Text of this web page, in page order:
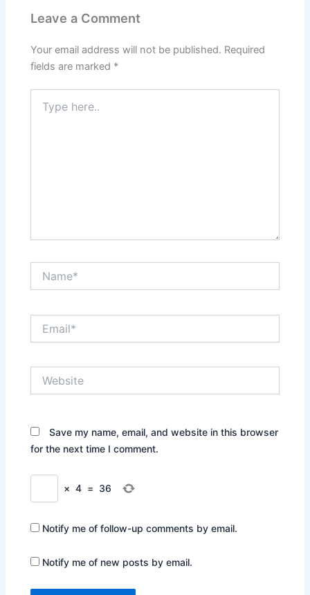
Leave a Comment
Your email address will not be published. Required
fields are marked *
here..
Save my name, email, and website in this browser
for the next time I comment.
× 4 = 36
Notify me of follow-up comments by email.
Notify me of new posts by email.